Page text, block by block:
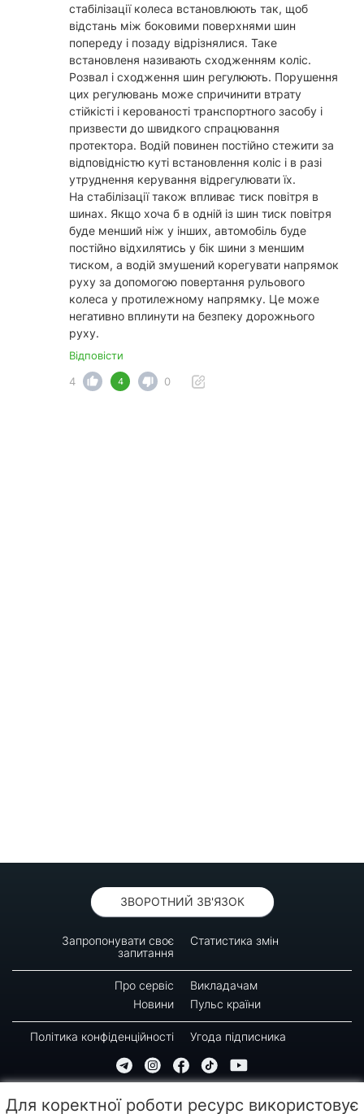
стабілізації колеса встановлюють так, щоб
відстань між боковими поверхнями шин
попереду і позаду відрізнялися. Таке
встановленя називають сходженням коліс.
Розвал і сходження шин регулюють. Порушення
цих регулювань може спричинити втрату
стійкісті і керованості транспортного засобу і
призвести до швидкого спрацювання
протектора. Водій повинен постійно стежити за
відповідністю куті встановлення коліс і в разі
утруднення керування відрегулювати їх.
На стабілізації також впливає тиск повітря в
шинах. Якщо хоча б в одній із шин тиск повітря
буде менший ніж у інших, автомобіль буде
постійно відхилятись у бік шини з меншим
тиском, а водій змушений корегувати напрямок
руху за допомогою повертання рульового
колеса у протилежному напрямку. Це може
негативно вплинути на безпеку дорожнього
руху.
Відповісти
4
4 0
ЗВОРОТНИЙ ЗВ'ЯЗОК
Запропонувати своє
запитання
Статистика змін
Про сервіс
Викладачам
Новини
Пульс країни
Політика конфіденційності Угода підписника
Для коректної роботи ресурс використовує